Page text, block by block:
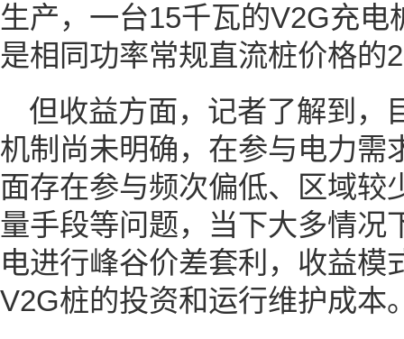
生产，一台15千瓦的V2G充
是相同功率常规直流桩价格的
但收益方面，记者了解到，
机制尚未明确，在参与电力需
面存在参与频次偏低、区域较
量手段等问题，当下大多情况
电进行峰谷价差套利，收益模
V2G桩的投资和运行维护成本